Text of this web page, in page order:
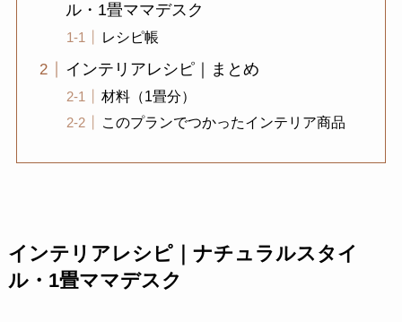
ル・1畳ママデスク
レシピ帳
インテリアレシピ｜まとめ
材料（1畳分）
このプランでつかったインテリア商品
インテリアレシピ｜ナチュラルスタイ
ル・1畳ママデスク